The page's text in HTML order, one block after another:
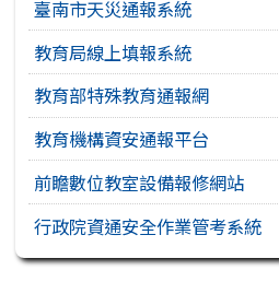
臺南市天災通報系統
教育局線上填報系統
教育部特殊教育通報網
教育機構資安通報平台
前瞻數位教室設備報修網站
行政院資通安全作業管考系統